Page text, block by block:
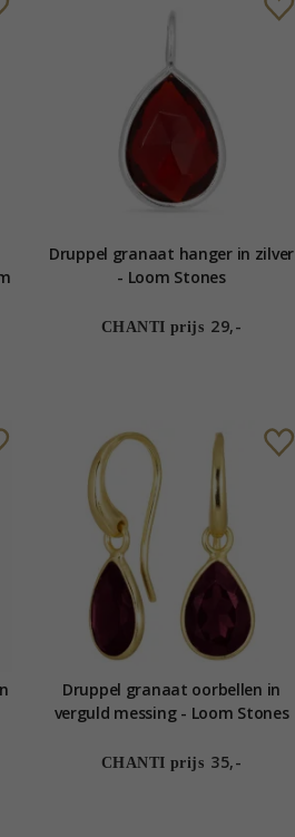
Druppel granaat hanger in zilver
- Loom Stones
CHANTI prijs 29,-
Druppel granaat oorbellen in
verguld messing - Loom Stones
CHANTI prijs 35,-